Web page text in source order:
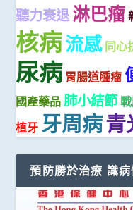
聽力衰退淋巴瘤
核病流感 同心
尿病 胃腸道腫瘤
國產藥品 肺小結節
植牙 牙周病青
預防勝於治療 識